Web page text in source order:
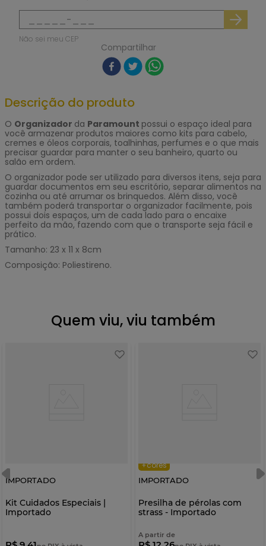
Não sei meu CEP
Compartilhar
Descrição do produto
O Organizador da Paramount possui o espaço ideal para
você armazenar produtos maiores como kits para cabelo,
cremes e óleos corporais, toalhinhas, perfumes e o que mais
precisar guardar para manter o seu banheiro, quarto ou
salão em ordem.
O organizador pode ser utilizado para diversos itens, seja para
guardar documentos em seu escritório, separar alimentos na
cozinha ou até arrumar os brinquedos. Além disso, você
também poderá transportar o organizador facilmente, pois
possui dois espaços, um de cada lado para o encaixe
perfeito da mão, fazendo com que o transporte seja fácil e
prático.
Tamanho: 23 x 11 x 8cm
Composição: Poliestireno.
Quem viu, viu também
IMPORTADO
Kit Cuidados Especiais |
Importado
+cores
IMPORTADO
Presilha de pérolas com
strass - Importado
A partir de